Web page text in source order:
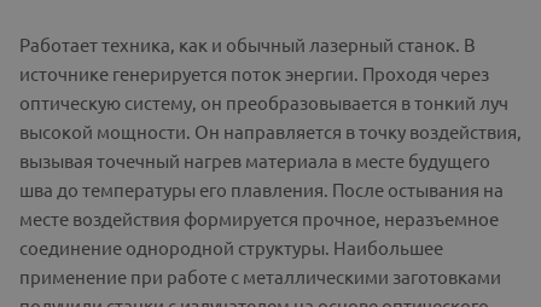
Работает техника, как и обычный лазерный станок. В
источнике генерируется поток энергии. Проходя через
оптическую систему, он преобразовывается в тонкий луч
высокой мощности. Он направляется в точку воздействия,
вызывая точечный нагрев материала в месте будущего
шва до температуры его плавления. После остывания на
месте воздействия формируется прочное, неразъемное
соединение однородной структуры. Наибольшее
применение при работе с металлическими заготовками